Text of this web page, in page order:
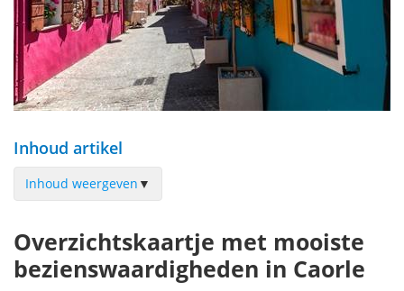
Inhoud artikel
Inhoud weergeven ▼
Centro Storico di Caorle
Parrocchia Santo Stefano protomartire op Piazza Vescovado
Overzichtskaartje met mooiste
bezienswaardigheden in Caorle